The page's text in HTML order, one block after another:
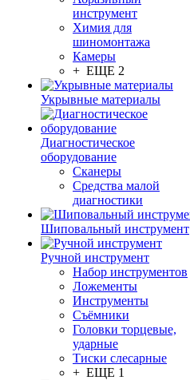
инструмент
Химия для
шиномонтажа
Камеры
+ ЕЩЕ 2
Укрывные материалы
Диагностическое
оборудование
Сканеры
Средства малой
диагностики
Шиповальный инструмент
Ручной инструмент
Набор инструментов
Ложементы
Инструменты
Съёмники
Головки торцевые,
ударные
Тиски слесарные
+ ЕЩЕ 1